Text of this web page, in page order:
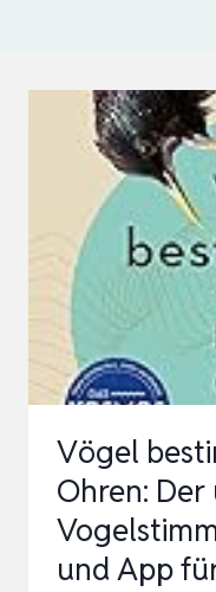
Vögel
Ohren:
und App